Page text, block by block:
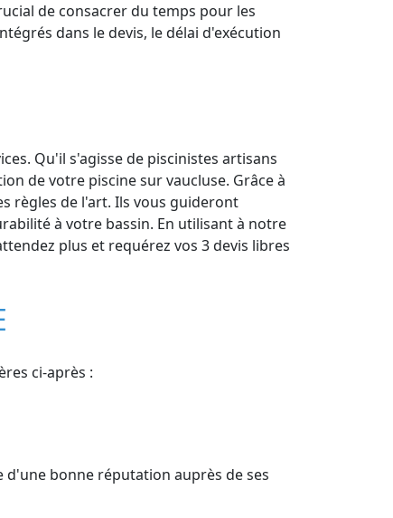
de consacrer du temps pour les
dans le devis, le délai d'exécution
Qu'il s'agisse de piscinistes artisans
de votre piscine sur vaucluse. Grâce à
règles de l'art. Ils vous guideront
à votre bassin. En utilisant à notre
plus et requérez vos 3 devis libres
ci-après :
d'une bonne réputation auprès de ses